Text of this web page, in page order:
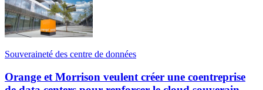
Souveraineté des centre de données
Orange et Morrison veulent créer une coentreprise